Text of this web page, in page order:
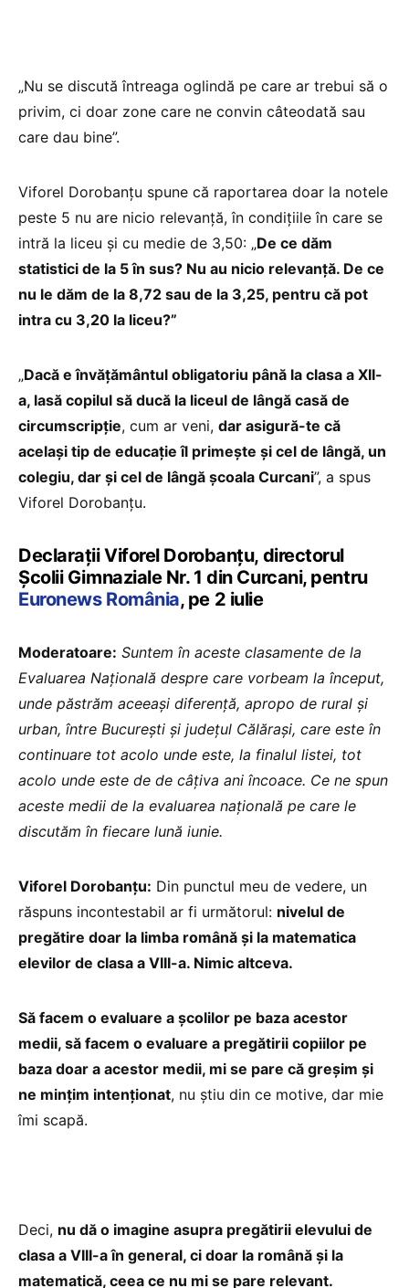
„Nu se discută întreaga oglindă pe care ar trebui să o
privim, ci doar zone care ne convin câteodată sau
care dau bine”.
Viforel Dorobanțu spune că raportarea doar la notele
peste 5 nu are nicio relevanță, în condițiile în care se
intră la liceu și cu medie de 3,50: „De ce dăm
statistici de la 5 în sus? Nu au nicio relevanță. De ce
nu le dăm de la 8,72 sau de la 3,25, pentru că pot
intra cu 3,20 la liceu?”
„Dacă e învățământul obligatoriu până la clasa a XII-
a, lasă copilul să ducă la liceul de lângă casă de
circumscripție, cum ar veni, dar asigură-te că
același tip de educație îl primește și cel de lângă, un
colegiu, dar și cel de lângă școala Curcani”, a spus
Viforel Dorobanțu.
Declarații Viforel Dorobanțu, directorul
Școlii Gimnaziale Nr. 1 din Curcani, pentru
Euronews România, pe 2 iulie
Moderatoare: Suntem în aceste clasamente de la
Evaluarea Națională despre care vorbeam la început,
unde păstrăm aceeași diferență, apropo de rural și
urban, între București și județul Călărași, care este în
continuare tot acolo unde este, la finalul listei, tot
acolo unde este de de câțiva ani încoace. Ce ne spun
aceste medii de la evaluarea națională pe care le
discutăm în fiecare lună iunie.
Viforel Dorobanțu: Din punctul meu de vedere, un
răspuns incontestabil ar fi următorul: nivelul de
pregătire doar la limba română și la matematica
elevilor de clasa a VIII-a. Nimic altceva.
Să facem o evaluare a școlilor pe baza acestor
medii, să facem o evaluare a pregătirii copiilor pe
baza doar a acestor medii, mi se pare că greșim și
ne mințim intenționat, nu știu din ce motive, dar mie
îmi scapă.
Deci, nu dă o imagine asupra pregătirii elevului de
clasa a VIII-a în general, ci doar la română și la
matematică, ceea ce nu mi se pare relevant.